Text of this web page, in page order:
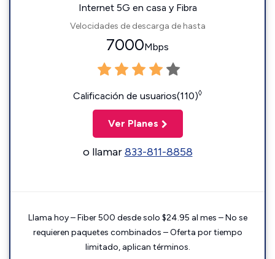
Internet 5G en casa y Fibra
Velocidades de descarga de hasta
7000Mbps
Calificación de usuarios(110)◊
Ver Planes
o llamar833-811-8858
Llama hoy – Fiber 500 desde solo $24.95 al mes – No se
requieren paquetes combinados – Oferta por tiempo
limitado, aplican términos.